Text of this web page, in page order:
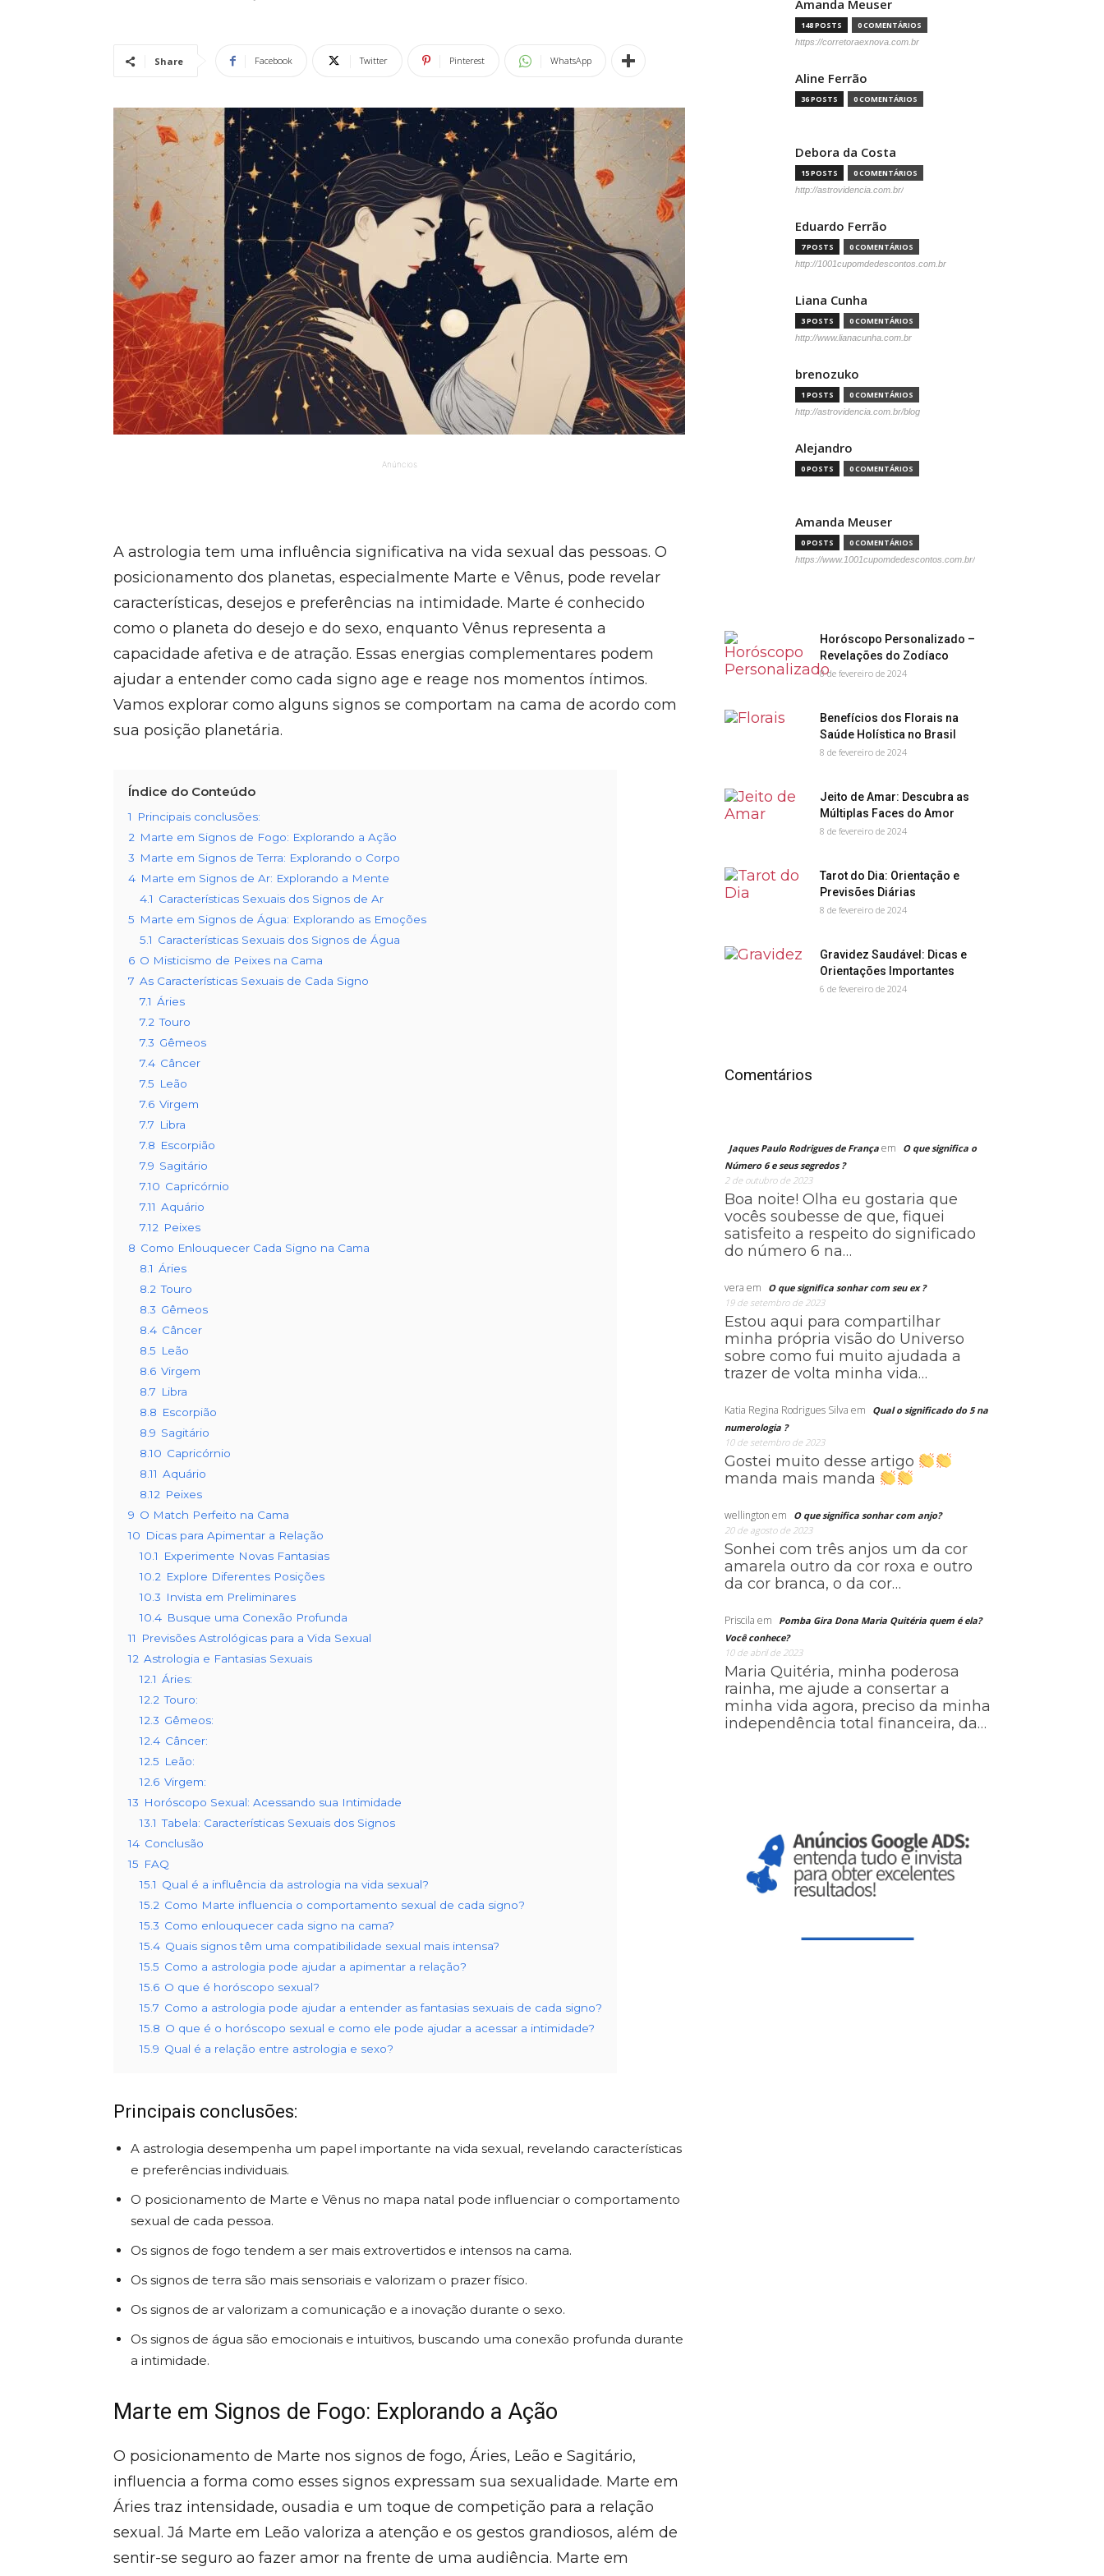
Share Facebook Twitter Pinterest WhatsApp
Anúncios
A astrologia tem uma influência significativa na vida sexual das pessoas. O
posicionamento dos planetas, especialmente Marte e Vênus, pode revelar
características, desejos e preferências na intimidade. Marte é conhecido
como o planeta do desejo e do sexo, enquanto Vênus representa a
capacidade afetiva e de atração. Essas energias complementares podem
ajudar a entender como cada signo age e reage nos momentos íntimos.
Vamos explorar como alguns signos se comportam na cama de acordo com
sua posição planetária.
Índice do Conteúdo
1
Principais conclusões:
2 Marte em Signos de Fogo: Explorando a Ação
3 Marte em Signos de Terra: Explorando o Corpo
4 Marte em Signos de Ar: Explorando a Mente
4.1 Características Sexuais dos Signos de Ar
5 Marte em Signos de Água: Explorando as Emoções
5.1 Características Sexuais dos Signos de Água
6 O Misticismo de Peixes na Cama
7 As Características Sexuais de Cada Signo
7.1 Áries
7.2 Touro
7.3 Gêmeos
7.4 Câncer
7.5 Leão
7.6 Virgem
7.7 Libra
7.8 Escorpião
7.9 Sagitário
7.10 Capricórnio
7.11 Aquário
7.12 Peixes
8 Como Enlouquecer Cada Signo na Cama
8.1 Áries
8.2 Touro
8.3 Gêmeos
8.4 Câncer
8.5 Leão
8.6 Virgem
8.7 Libra
8.8 Escorpião
8.9 Sagitário
8.10 Capricórnio
8.11 Aquário
8.12 Peixes
9 O Match Perfeito na Cama
10 Dicas para Apimentar a Relação
10.1
Experimente Novas Fantasias
10.2 Explore Diferentes Posições
10.3 Invista em Preliminares
10.4 Busque uma Conexão Profunda
11
Previsões Astrológicas para a Vida Sexual
12 Astrologia e Fantasias Sexuais
12.1 Áries:
12.2 Touro:
12.3 Gêmeos:
12.4 Câncer:
12.5 Leão:
12.6 Virgem:
13 Horóscopo Sexual: Acessando sua Intimidade
13.1 Tabela: Características Sexuais dos Signos
14 Conclusão
15 FAQ
15.1 Qual é a influência da astrologia na vida sexual?
15.2 Como Marte influencia o comportamento sexual de cada signo?
15.3 Como enlouquecer cada signo na cama?
15.4 Quais signos têm uma compatibilidade sexual mais intensa?
15.5 Como a astrologia pode ajudar a apimentar a relação?
15.6 O que é horóscopo sexual?
15.7 Como a astrologia pode ajudar a entender as fantasias sexuais de cada signo?
15.8 O que é o horóscopo sexual e como ele pode ajudar a acessar a intimidade?
15.9 Qual é a relação entre astrologia e sexo?
Principais conclusões:
A astrologia desempenha um papel importante na vida sexual, revelando características
e preferências individuais.
O posicionamento de Marte e Vênus no mapa natal pode influenciar o comportamento
sexual de cada pessoa.
Os signos de fogo tendem a ser mais extrovertidos e intensos na cama.
Os signos de terra são mais sensoriais e valorizam o prazer físico.
Os signos de ar valorizam a comunicação e a inovação durante o sexo.
Os signos de água são emocionais e intuitivos, buscando uma conexão profunda durante
a intimidade.
Marte em Signos de Fogo: Explorando a Ação
O posicionamento de Marte nos signos de fogo, Áries, Leão e Sagitário,
influencia a forma como esses signos expressam sua sexualidade. Marte em
Áries traz intensidade, ousadia e um toque de competição para a relação
sexual. Já Marte em Leão valoriza a atenção e os gestos grandiosos, além de
sentir-se seguro ao fazer amor na frente de uma audiência. Marte em
Amanda Meuser
148 POSTS 0 COMENTÁRIOS
https://corretoraexnova.com.br
Aline Ferrão
36 POSTS 0 COMENTÁRIOS
Debora da Costa
15 POSTS 0 COMENTÁRIOS
http://astrovidencia.com.br/
Eduardo Ferrão
7 POSTS 0 COMENTÁRIOS
http://1001cupomdedescontos.com.br
Liana Cunha
3 POSTS 0 COMENTÁRIOS
http://www.lianacunha.com.br
brenozuko
1 POSTS 0 COMENTÁRIOS
http://astrovidencia.com.br/blog
Alejandro
0 POSTS 0 COMENTÁRIOS
Amanda Meuser
0 POSTS 0 COMENTÁRIOS
https://www.1001cupomdedescontos.com.br/
Horóscopo Personalizado –
Revelações do Zodíaco
8 de fevereiro de 2024
Benefícios dos Florais na
Saúde Holística no Brasil
8 de fevereiro de 2024
Jeito de Amar: Descubra as
Múltiplas Faces do Amor
8 de fevereiro de 2024
Tarot do Dia: Orientação e
Previsões Diárias
8 de fevereiro de 2024
Gravidez Saudável: Dicas e
Orientações Importantes
6 de fevereiro de 2024
Comentários
Jaques Paulo Rodrigues de França em
O que significa o
Número 6 e seus segredos ?
2 de outubro de 2023
Boa noite! Olha eu gostaria que
vocês soubesse de que, fiquei
satisfeito a respeito do significado
do número 6 na…
vera em
O que significa sonhar com seu ex ?
19 de setembro de 2023
Estou aqui para compartilhar
minha própria visão do Universo
sobre como fui muito ajudada a
trazer de volta minha vida…
Katia Regina Rodrigues Silva em
Qual o significado do 5 na
numerologia ?
10 de setembro de 2023
Gostei muito desse artigo
manda mais manda
wellington em
O que significa sonhar com anjo?
20 de agosto de 2023
Sonhei com três anjos um da cor
amarela outro da cor roxa e outro
da cor branca, o da cor…
Priscila em
Pomba Gira Dona Maria Quitéria quem é ela?
Você conhece?
10 de abril de 2023
Maria Quitéria, minha poderosa
rainha, me ajude a consertar a
minha vida agora, preciso da minha
independência total financeira, da…